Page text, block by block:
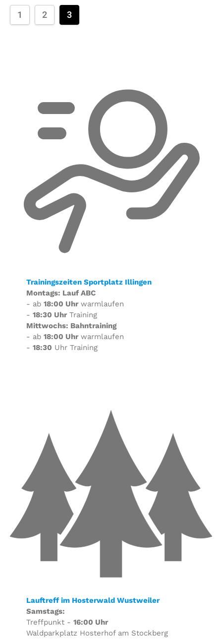
1 2 3
Trainingszeiten Sportplatz Illingen
Montags: Lauf ABC
- ab 18:00 Uhrwarmlaufen
- 18:30 UhrTraining
Mittwochs: Bahntraining
- ab 18:00 Uhrwarmlaufen
- 18:30 Uhr Training
Lauftreff im Hosterwald Wustweiler
Samstags:
Treffpunkt - 16:00 Uhr
Waldparkplatz Hosterhof am Stockberg